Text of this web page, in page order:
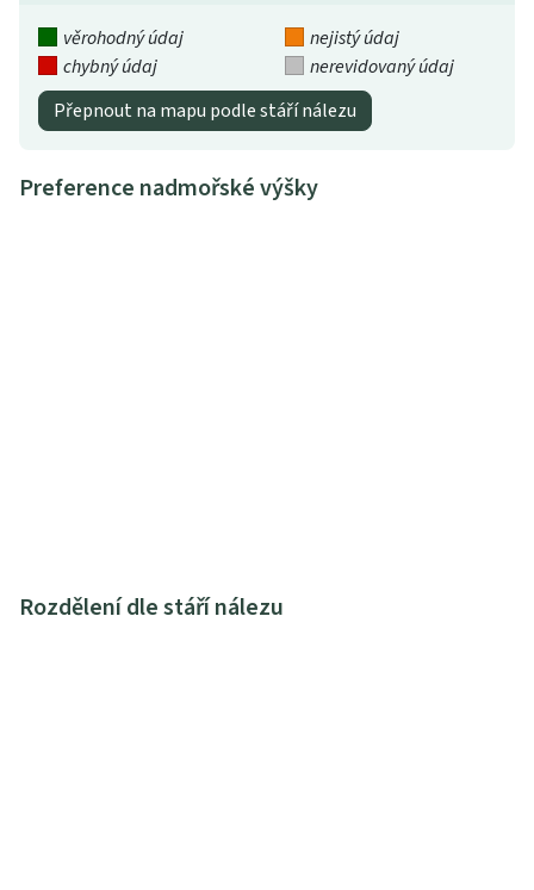
věrohodný údaj
nejistý údaj
chybný údaj
nerevidovaný údaj
Přepnout na mapu podle stáří nálezu
Preference nadmořské výšky
Rozdělení dle stáří nálezu